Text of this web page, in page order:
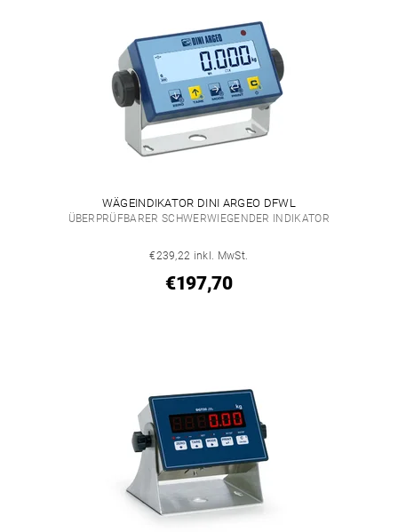
WÄGEINDIKATOR DINI ARGEO DFWL
ÜBERPRÜFBARER SCHWERWIEGENDER INDIKATOR
€239,22 inkl. MwSt.
€197,70